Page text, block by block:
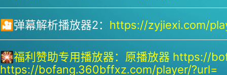
🎦弹幕解析播放器2： https://zyjiexi.com/
🎇福利赞助专用播放器： 原播放器 https://
https://bofang.360bffxz.com/player/?url=